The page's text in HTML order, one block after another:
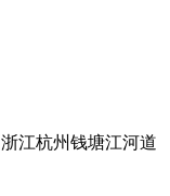
浙江杭州钱塘江河道